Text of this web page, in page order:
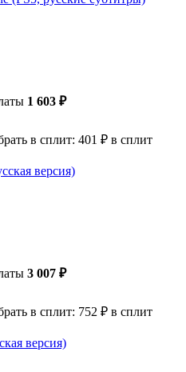
1 603 ₽
в сплит: 401 ₽ в сплит
версия)
3 007 ₽
в сплит: 752 ₽ в сплит
версия)